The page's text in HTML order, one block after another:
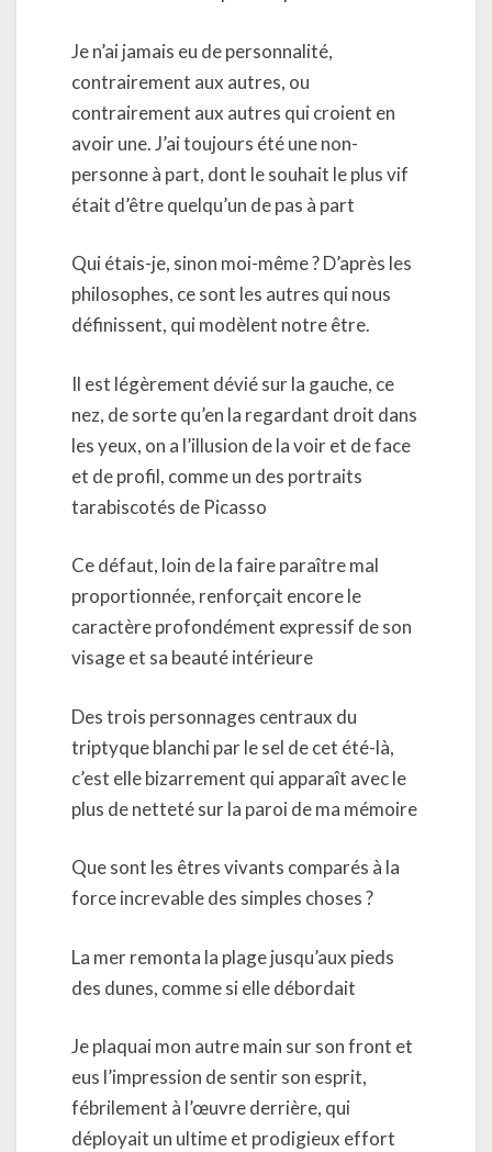
Je n’ai jamais eu de personnalité,
contrairement aux autres, ou
contrairement aux autres qui croient en
avoir une. J’ai toujours été une non-
personne à part, dont le souhait le plus vif
était d’être quelqu’un de pas à part
Qui étais-je, sinon moi-même ? D’après les
philosophes, ce sont les autres qui nous
définissent, qui modèlent notre être.
Il est légèrement dévié sur la gauche, ce
nez, de sorte qu’en la regardant droit dans
les yeux, on a l’illusion de la voir et de face
et de profil, comme un des portraits
tarabiscotés de Picasso
Ce défaut, loin de la faire paraître mal
proportionnée, renforçait encore le
caractère profondément expressif de son
visage et sa beauté intérieure
Des trois personnages centraux du
triptyque blanchi par le sel de cet été-là,
c’est elle bizarrement qui apparaît avec le
plus de netteté sur la paroi de ma mémoire
Que sont les êtres vivants comparés à la
force increvable des simples choses ?
La mer remonta la plage jusqu’aux pieds
des dunes, comme si elle débordait
Je plaquai mon autre main sur son front et
eus l’impression de sentir son esprit,
fébrilement à l’œuvre derrière, qui
déployait un ultime et prodigieux effort